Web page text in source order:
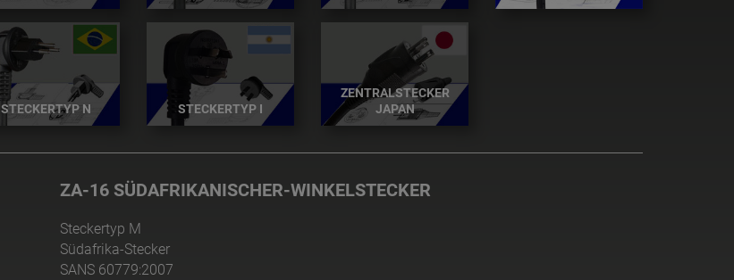
STECKERTYP N STECKERTYP I
ZENTRALSTECKER
JAPAN
ZA-16 SÜDAFRIKANISCHER-WINKELSTECKER
Steckertyp M
Südafrika-Stecker
SANS 60779:2007